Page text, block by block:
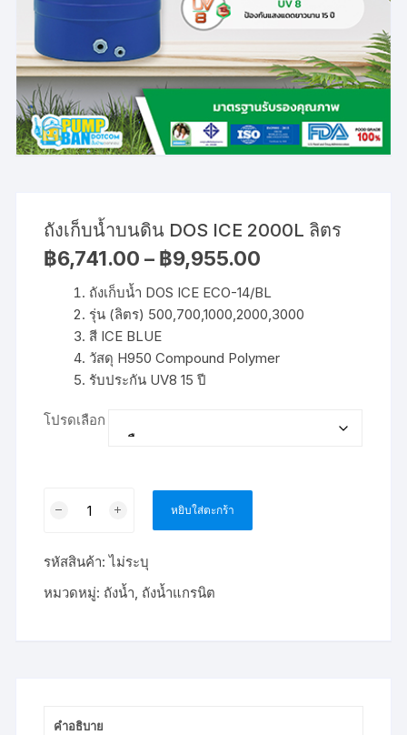
ถังเก็บน้ำบนดิน DOS ICE 2000L ลิตร
฿6,741.00 – ฿9,955.00
through
฿9,955.00
ถังเก็บน้ำ DOS ICE ECO-14/BL
รุ่น (ลิตร) 500,700,1000,2000,3000
สี ICE BLUE
วัสดุ H950 Compound Polymer
รับประกัน UV8 15 ปี
โปรดเลือก
น้ำ
ชิ้น
หยิบใส่ตะกร้า
รหัสสินค้า:ไม่ระบุ
หมวดหมู่: ถังน้ำ, ถังน้ำแกรนิต
คำอธิบาย